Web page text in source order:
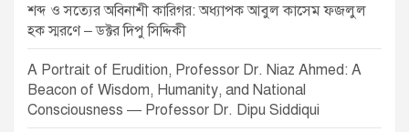
শব্দ ও সত্যের অবিনাশী কারিগর: অধ্যাপক আবুল কাসেম ফজলুল
হক স্মরণে – ডক্টর দিপু সিদ্দিকী
A Portrait of Erudition, Professor Dr. Niaz Ahmed: A
Beacon of Wisdom, Humanity, and National
Consciousness — Professor Dr. Dipu Siddiqui